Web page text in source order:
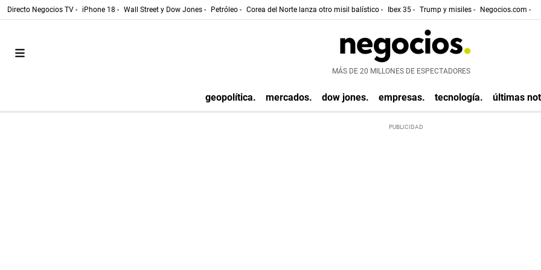
Directo Negocios TV - iPhone 18 - Wall Street y Dow Jones - Petróleo - Corea del Norte lanza otro misil balístico - Ibex 35 - Trump y misiles - Negocios.com -
MÁS DE 20 MILLONES DE ESPECTADORES
geopolítica. mercados. dow jones. empresas. tecnología. últimas